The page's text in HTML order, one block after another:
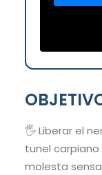
🖐️ Liberar el
tunel
molesta